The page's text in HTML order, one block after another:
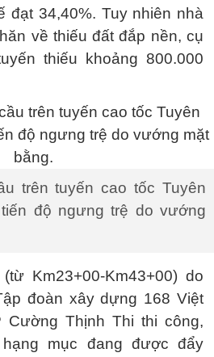
đạt 34,40%. Tuy nhiên nhà
về thiếu đất đắp nền, cụ
thiếu khoảng 800.000
trên tuyến cao tốc Tuyên
độ ngưng trệ do vướng
Km23+00-Km43+00) do
đoàn xây dựng 168 Việt
Cường Thịnh Thi thi công,
mục đang được đẩy